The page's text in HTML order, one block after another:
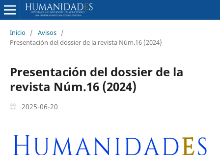
Inicio / Avisos /
Presentación del dossier de la revista Núm.16 (2024)
Presentación del dossier de la
revista Núm.16 (2024)
2025-06-20